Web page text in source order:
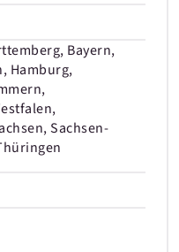
Bayern,
Hamburg,
Sachsen-